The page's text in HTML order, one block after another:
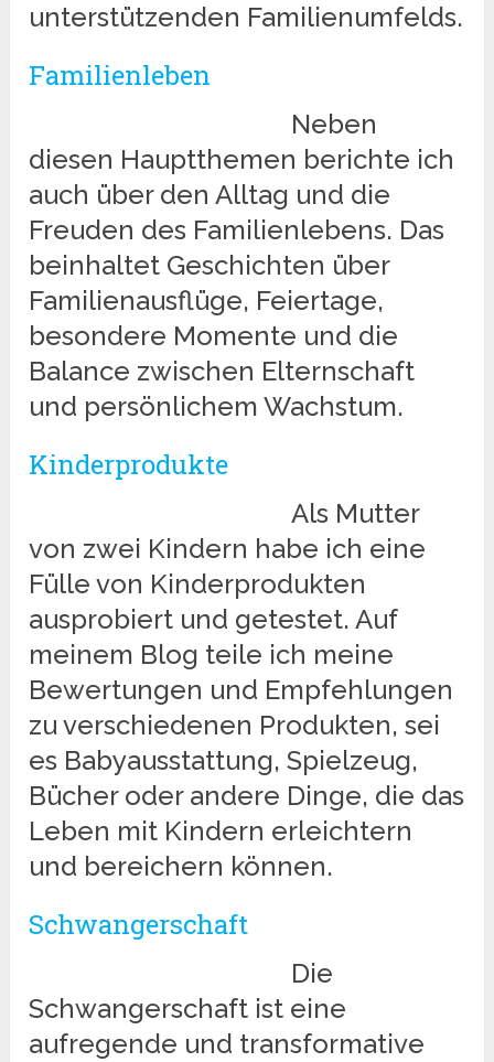
unterstützenden Familienumfelds.
Familienleben
Neben
diesen Hauptthemen berichte ich
auch über den Alltag und die
Freuden des Familienlebens. Das
beinhaltet Geschichten über
Familienausflüge, Feiertage,
besondere Momente und die
Balance zwischen Elternschaft
und persönlichem Wachstum.
Kinderprodukte
Als Mutter
von zwei Kindern habe ich eine
Fülle von Kinderprodukten
ausprobiert und getestet. Auf
meinem Blog teile ich meine
Bewertungen und Empfehlungen
zu verschiedenen Produkten, sei
es Babyausstattung, Spielzeug,
Bücher oder andere Dinge, die das
Leben mit Kindern erleichtern
und bereichern können.
Schwangerschaft
Die
Schwangerschaft ist eine
aufregende und transformative